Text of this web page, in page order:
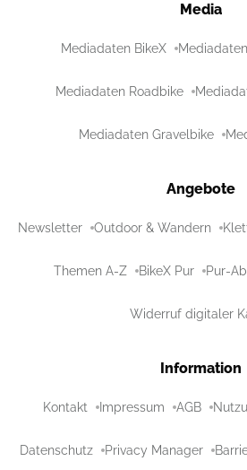
Media
Mediadaten BikeX
Mediadaten Roadbike
Mediadaten Gravelbike
Angebote
Newsletter Outdoor & Wandern
Themen A-Z BikeX Pur Pur-
Widerruf digitaler
Information
Kontakt Impressum AGB
Datenschutz Privacy Manager